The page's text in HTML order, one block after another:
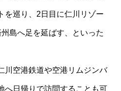
を巡り、2日目に仁川リゾー
島へ足を延ばす、といった
川空港鉄道や空港リムジンバ
へ日帰りで訪問することも可